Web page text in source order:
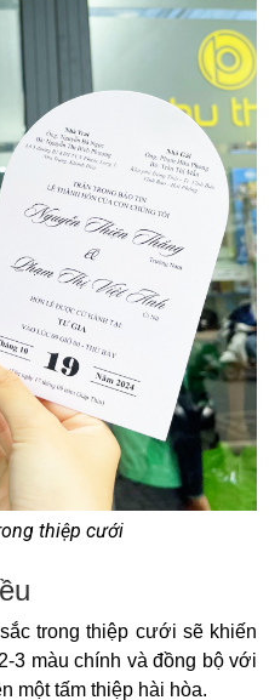
thiệp cưới
trong thiệp cưới sẽ khiến
3 màu chính và đồng bộ với
một tấm thiệp hài hòa.